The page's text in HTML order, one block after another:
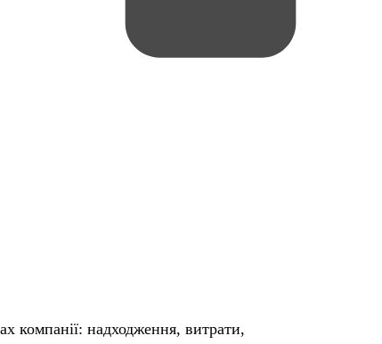
компанії: надходження, витрати,